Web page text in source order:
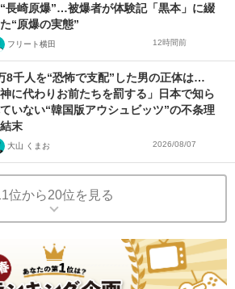
長崎原爆”…被爆者が体験記「黒本」に綴
“原爆の実態”
フリート横田 12時間前
8千人を“恐怖で支配”した男の正体は…
神に代わりお前たちを罰する」日本で知ら
いない“韓国版アウシュビッツ”の不条理
末
大山 くまお 2026/08/07
位から20位を見る